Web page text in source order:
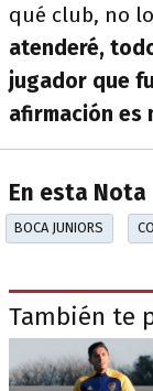
qué club, no
atenderé,
jugador que
afirmación es
En esta Nota
BOCA JUNIORS
También te